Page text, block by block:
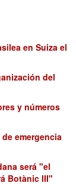
en Suiza el
del
y números
emergencia
será "el
Botànic III"